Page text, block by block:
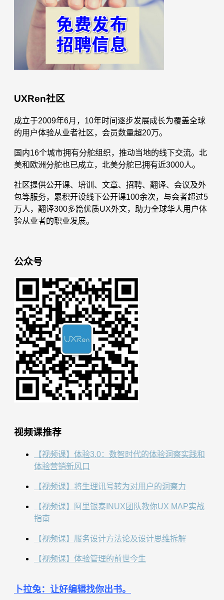
UXRen社区
成立于2009年6月，10年时间逐步发展成长为覆盖全球
的用户体验从业者社区，会员数量超20万。
国内16个城市拥有分舵组织，推动当地的线下交流。北
美和欧洲分舵也已成立，北美分舵已拥有近3000人。
社区提供公开课、培训、文章、招聘、翻译、会议及外
包等服务，累积开设线下公开课100余次，与会者超过5
万人，翻译300多篇优质UX外文，助力全球华人用户体
验从业者的职业发展。
公众号
视频课推荐
【视频课】体验3.0：数智时代的体验洞察实践和
体验营销新风口
【视频课】将生理讯号转为对用户的洞察力
【视频课】阿里银泰INUX团队教你UX MAP实战
指南
【视频课】服务设计方法论及设计思维拆解
【视频课】体验管理的前世今生
卜拉兔：让好编辑找你出书。